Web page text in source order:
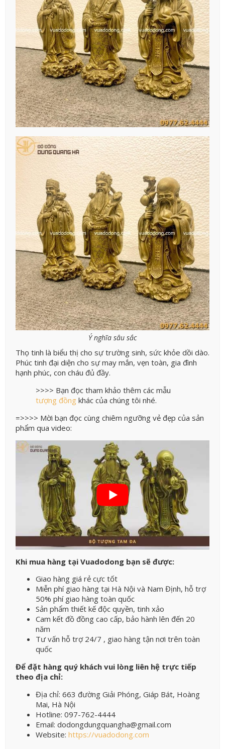
Ý nghĩa sâu sắc
Thọ tinh là biểu thị cho sự trường sinh, sức khỏe dồi dào.
Phúc tinh đại diện cho sự may mắn, vẹn toàn, gia đình
hạnh phúc, con cháu đủ đầy.
>>>> Bạn đọc tham khảo thêm các mẫu
tượng đồng khác của chúng tôi nhé.
=>>>> Mời bạn đọc cùng chiêm ngưỡng vẻ đẹp của sản
phẩm qua video:
Khi mua hàng tại Vuadodong bạn sẽ được:
Giao hàng giá rẻ cực tốt
Miễn phí giao hàng tại Hà Nội và Nam Định, hỗ trợ
50% phí giao hàng toàn quốc
Sản phẩm thiết kế độc quyền, tinh xảo
Cam kết đồ đồng cao cấp, bảo hành lên đến 20
năm
Tư vấn hỗ trợ 24/7 , giao hàng tận nơi trên toàn
quốc
Để đặt hàng quý khách vui lòng liên hệ trực tiếp
theo địa chỉ:
Địa chỉ: 663 đường Giải Phóng, Giáp Bát, Hoàng
Mai, Hà Nội
Hotline: 097-762-4444
Email: dodongdungquangha@gmail.com
Website: https://vuadodong.com